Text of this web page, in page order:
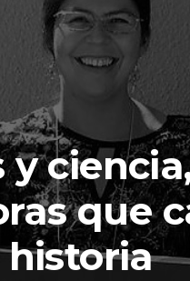
y
que
historia